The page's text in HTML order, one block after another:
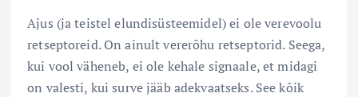
Ajus (ja teistel elundisüsteemidel) ei ole verevoolu
retseptoreid. On ainult vererõhu retseptorid. Seega,
kui vool väheneb, ei ole kehale signaale, et midagi
on valesti, kui surve jääb adekvaatseks. See kõik